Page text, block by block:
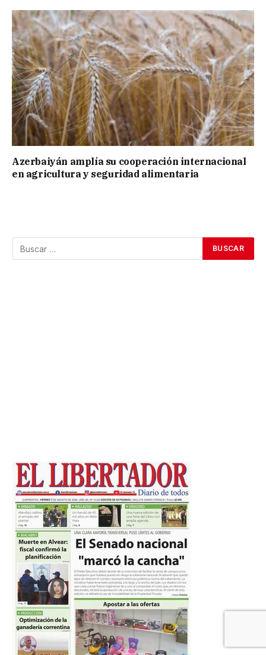
Azerbaiyán amplía su cooperación internacional
en agricultura y seguridad alimentaria